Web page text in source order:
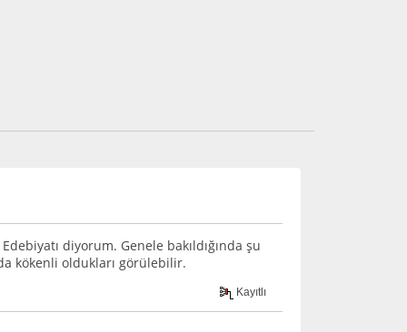
diyorum. Genele bakıldığında şu
kökenli oldukları görülebilir.
Kayıtlı